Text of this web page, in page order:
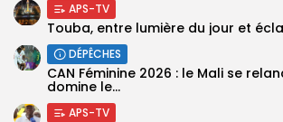
APS-TV
Touba, entre lumière du jour et
DÉPÊCHES
‎CAN Féminine 2026 : le Mali se
domine le...
APS-TV